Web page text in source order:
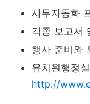
사무자동화
각종 보고서
행사 준비와
유치원행정
http://